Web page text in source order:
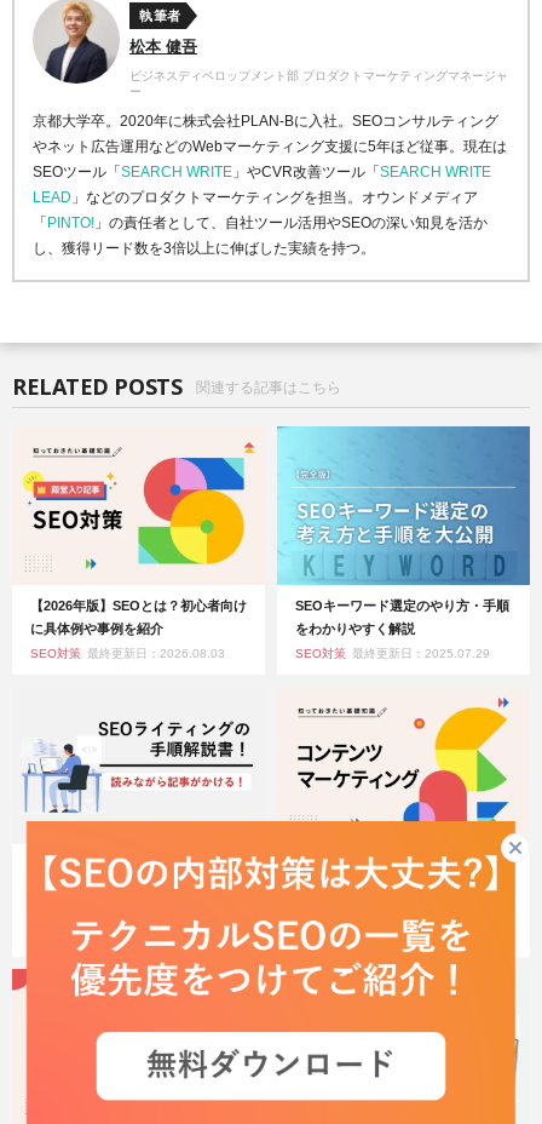
執筆者
松本 健吾
ビジネスディベロップメント部 プロダクトマーケティングマネージャ
ー
京都大学卒。2020年に株式会社PLAN-Bに入社。SEOコンサルティング
やネット広告運用などのWebマーケティング支援に5年ほど従事。現在は
SEOツール「 SEARCH WRITE 」やCVR改善ツール「 SEARCH WRITE
LEAD 」などのプロダクトマーケティングを担当。オウンドメディア
「 PINTO! 」の責任者として、自社ツール活用やSEOの深い知見を活か
し、獲得リード数を3倍以上に伸ばした実績を持つ。
RELATED POSTS 関連する記事はこちら
【2026年版】SEOとは？初心者向け
に具体例や事例を紹介
SEO対策 最終更新日：2026.08.03
SEOキーワード選定のやり方・手順
をわかりやすく解説
SEO対策 最終更新日：2025.07.29
【入門編】seoライティングの基本
を7ステップで習得！
SEO対策 最終更新日：2023.10.30
【保存版】コンテンツマーケティン
グとは？基本事項から事例まですべ
SEO対策 最終更新日：2026.04.17